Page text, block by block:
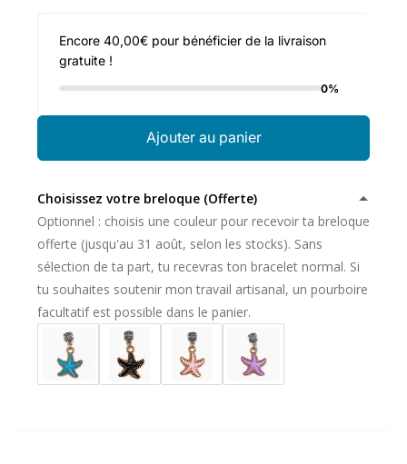
Encore 40,00€ pour bénéficier de la livraison
gratuite !
0%
Ajouter au panier
Choisissez votre breloque (Offerte)
Optionnel : choisis une couleur pour recevoir ta breloque
offerte (jusqu'au 31 août, selon les stocks). Sans
sélection de ta part, tu recevras ton bracelet normal. Si
tu souhaites soutenir mon travail artisanal, un pourboire
facultatif est possible dans le panier.